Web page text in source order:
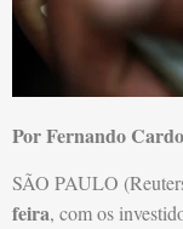
Por Fernando
SÃO PAULO
feira, com os